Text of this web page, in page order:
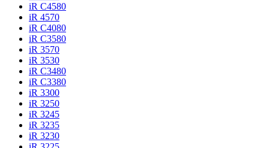
iR C4580
iR 4570
iR C4080
iR C3580
iR 3570
iR 3530
iR C3480
iR C3380
iR 3300
iR 3250
iR 3245
iR 3235
iR 3230